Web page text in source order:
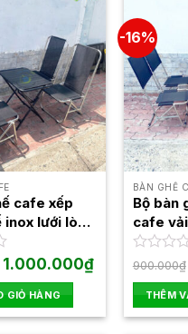
cafe xếp
inox lưới lò
lưng thấp
Giá
gốc
là:
1.200.000₫.
1.000.000₫Giá
hiện
1.000.000₫.
GIỎ HÀNG
-16%
BÀN GHẾ
Bộ bàn
cafe vải bố lưng cao
gấp gọn
Được
hạng
0
5
900.000₫
THÊM